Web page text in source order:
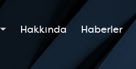
Hakkında Haberler